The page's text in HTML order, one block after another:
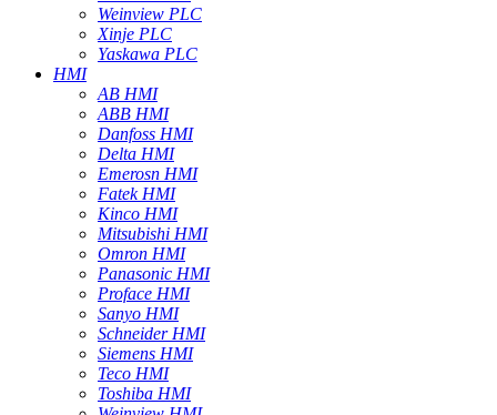
Weinview PLC
Xinje PLC
Yaskawa PLC
HMI
AB HMI
ABB HMI
Danfoss HMI
Delta HMI
Emerosn HMI
Fatek HMI
Kinco HMI
Mitsubishi HMI
Omron HMI
Panasonic HMI
Proface HMI
Sanyo HMI
Schneider HMI
Siemens HMI
Teco HMI
Toshiba HMI